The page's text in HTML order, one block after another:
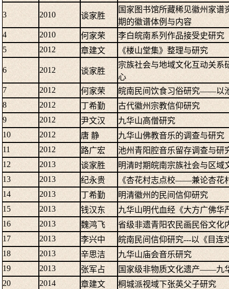
3 2010 谈家胜
国家图书馆所藏稀见徽州家
期的徽谱体例与内容
4
2010 何家荣
李白皖南系列作品接受史研究
5
2012 章建文 《楼山堂集》整理与研究
6 2012 谈家胜
宗族社会与地域文化互动关
心
7
2012 何家荣
皖南民间饮食习俗研究——以
8
2012 丁希勤
古代徽州宗教信仰研究
9
2012 尹文汉
九华山高僧研究
10
2012 唐 静
九华山佛教音乐的调查与研究
11
2012 路广宏
池州青阳腔音乐留存调查与研
12
2013 谈家胜
明清时期皖南宗族社会与区域
13
2013 纪永贵
《杏花村志点校——兼论杏花
14
2013 丁希勤
明清徽州的民间信仰研究
15
2013 钱汉东
九华山明代血经《大方广佛华
16
2013 魏鸿飞
省级非遗青阳农民画民俗文化
17
2013 李兴中
皖南民间信仰研究---以《目连
18
2013 辛思洁
九华山庙会音乐研究
19
2013 张军占
国家级非物质文化遗产——九
20
2014 章建文
桐城派视域下张英父子研究